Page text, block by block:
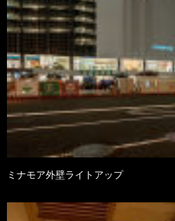
ミナモア外壁ライトアップ